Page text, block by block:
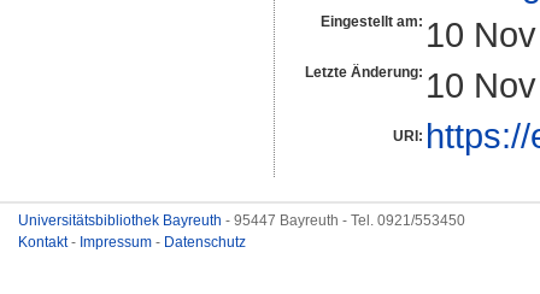
Eingestellt am: 10
Letzte Änderung: 10
URI:
Universitätsbibliothek Bayreuth - 95447 Bayreuth - Tel. 0921/553450
Kontakt- Impressum - Datenschutz